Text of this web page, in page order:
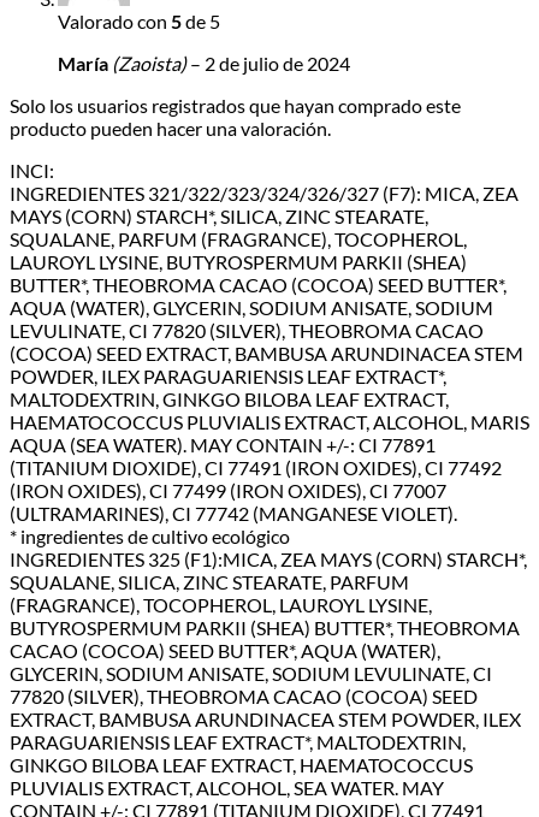
Valorado con 5de 5
María (Zaoista) – 2 de julio de 2024
Solo los usuarios registrados que hayan comprado este
producto pueden hacer una valoración.
INCI:
INGREDIENTES 321/322/323/324/326/327 (F7): MICA, ZEA
MAYS (CORN) STARCH*, SILICA, ZINC STEARATE,
SQUALANE, PARFUM (FRAGRANCE), TOCOPHEROL,
LAUROYL LYSINE, BUTYROSPERMUM PARKII (SHEA)
BUTTER*, THEOBROMA CACAO (COCOA) SEED BUTTER*,
AQUA (WATER), GLYCERIN, SODIUM ANISATE, SODIUM
LEVULINATE, CI 77820 (SILVER), THEOBROMA CACAO
(COCOA) SEED EXTRACT, BAMBUSA ARUNDINACEA STEM
POWDER, ILEX PARAGUARIENSIS LEAF EXTRACT*,
MALTODEXTRIN, GINKGO BILOBA LEAF EXTRACT,
HAEMATOCOCCUS PLUVIALIS EXTRACT, ALCOHOL, MARIS
AQUA (SEA WATER). MAY CONTAIN +/-: CI 77891
(TITANIUM DIOXIDE), CI 77491 (IRON OXIDES), CI 77492
(IRON OXIDES), CI 77499 (IRON OXIDES), CI 77007
(ULTRAMARINES), CI 77742 (MANGANESE VIOLET).
* ingredientes de cultivo ecológico
INGREDIENTES 325 (F1):MICA, ZEA MAYS (CORN) STARCH*,
SQUALANE, SILICA, ZINC STEARATE, PARFUM
(FRAGRANCE), TOCOPHEROL, LAUROYL LYSINE,
BUTYROSPERMUM PARKII (SHEA) BUTTER*, THEOBROMA
CACAO (COCOA) SEED BUTTER*, AQUA (WATER),
GLYCERIN, SODIUM ANISATE, SODIUM LEVULINATE, CI
77820 (SILVER), THEOBROMA CACAO (COCOA) SEED
EXTRACT, BAMBUSA ARUNDINACEA STEM POWDER, ILEX
PARAGUARIENSIS LEAF EXTRACT*, MALTODEXTRIN,
GINKGO BILOBA LEAF EXTRACT, HAEMATOCOCCUS
PLUVIALIS EXTRACT, ALCOHOL, SEA WATER. MAY
CONTAIN +/-: CI 77891 (TITANIUM DIOXIDE), CI 77491